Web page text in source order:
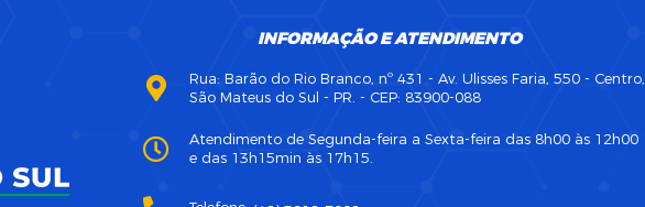
INFORMAÇÃO E ATENDIMENTO
Rua: Barão do Rio Branco, nº 431 - Av. Ulisses Faria, 550 - Centro,
São Mateus do Sul - PR. - CEP: 83900-088
Atendimento de Segunda-feira a Sexta-feira das 8h00 às 12h00
e das 13h15min às 17h15.